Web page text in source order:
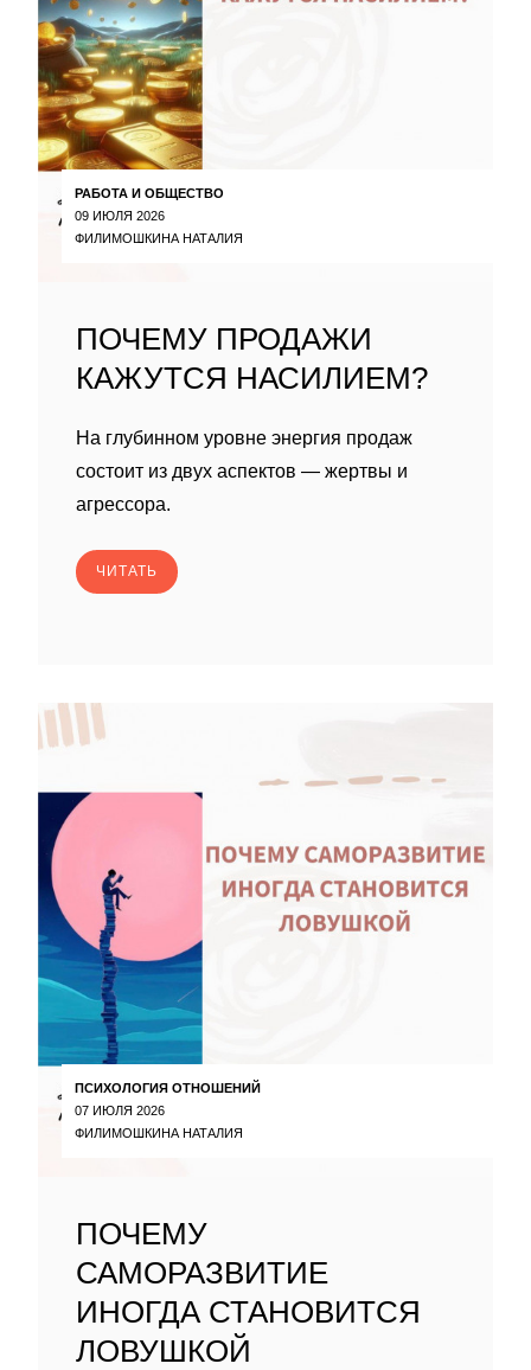
РАБОТА И ОБЩЕСТВО
09 ИЮЛЯ 2026
ФИЛИМОШКИНА НАТАЛИЯ
ПОЧЕМУ ПРОДАЖИ
КАЖУТСЯ НАСИЛИЕМ?
На глубинном уровне энергия продаж
состоит из двух аспектов — жертвы и
агрессора.
ЧИТАТЬ
ПСИХОЛОГИЯ ОТНОШЕНИЙ
07 ИЮЛЯ 2026
ФИЛИМОШКИНА НАТАЛИЯ
ПОЧЕМУ
САМОРАЗВИТИЕ
ИНОГДА СТАНОВИТСЯ
ЛОВУШКОЙ